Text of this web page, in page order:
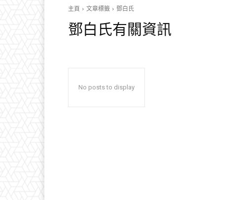
主頁 文章標籤 鄧白氏
鄧白氏有關資訊
No posts to display